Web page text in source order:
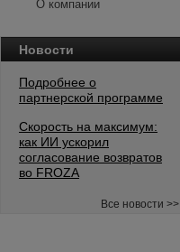
О компании
Новости
Подробнее о
партнерской программе
Скорость на максимум:
как ИИ ускорил
согласование возвратов
во FROZA
Все новости >>